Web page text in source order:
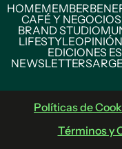
HOMEMEMBER
CAFÉ Y NEGOCIOS
BRAND STUDIO
LIFESTYLEOPINIÓN
EDICIONES
NEWSLETTERS
Políticas de
Términos y